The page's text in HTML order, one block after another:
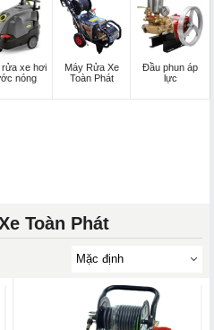
rửa xe hơi
nóng
Máy Rửa Xe
Toàn Phát
Đầu phun áp
lực
Toàn Phát